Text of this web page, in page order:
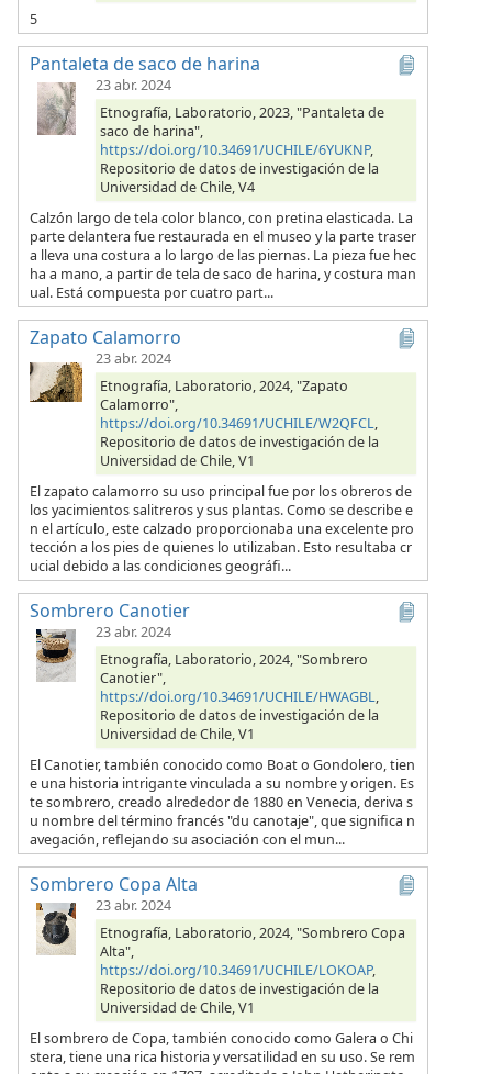
5
Pantaleta de saco de harina
23 abr. 2024
Etnografía, Laboratorio, 2023, "Pantaleta de
saco de harina",
https://doi.org/10.34691/UCHILE/6YUKNP,
Repositorio de datos de investigación de la
Universidad de Chile, V4
Calzón largo de tela color blanco, con pretina elasticada. La
parte delantera fue restaurada en el museo y la parte traser
a lleva una costura a lo largo de las piernas. La pieza fue hec
ha a mano, a partir de tela de saco de harina, y costura man
ual. Está compuesta por cuatro part...
Zapato Calamorro
23 abr. 2024
Etnografía, Laboratorio, 2024, "Zapato
Calamorro",
https://doi.org/10.34691/UCHILE/W2QFCL,
Repositorio de datos de investigación de la
Universidad de Chile, V1
El zapato calamorro su uso principal fue por los obreros de
los yacimientos salitreros y sus plantas. Como se describe e
n el artículo, este calzado proporcionaba una excelente pro
tección a los pies de quienes lo utilizaban. Esto resultaba cr
ucial debido a las condiciones geográfi...
Sombrero Canotier
23 abr. 2024
Etnografía, Laboratorio, 2024, "Sombrero
Canotier",
https://doi.org/10.34691/UCHILE/HWAGBL,
Repositorio de datos de investigación de la
Universidad de Chile, V1
El Canotier, también conocido como Boat o Gondolero, tien
e una historia intrigante vinculada a su nombre y origen. Es
te sombrero, creado alrededor de 1880 en Venecia, deriva s
u nombre del término francés "du canotaje", que significa n
avegación, reflejando su asociación con el mun...
Sombrero Copa Alta
23 abr. 2024
Etnografía, Laboratorio, 2024, "Sombrero Copa
Alta",
https://doi.org/10.34691/UCHILE/LOKOAP,
Repositorio de datos de investigación de la
Universidad de Chile, V1
El sombrero de Copa, también conocido como Galera o Chi
stera, tiene una rica historia y versatilidad en su uso. Se rem